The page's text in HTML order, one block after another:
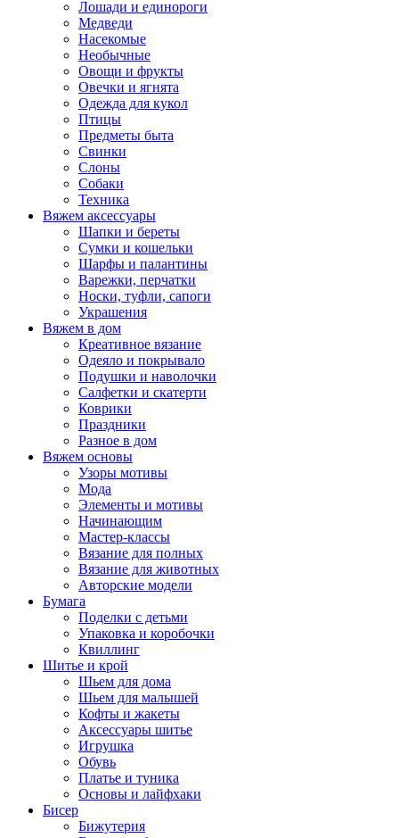
Лошади и единороги
Медведи
Насекомые
Необычные
Овощи и фрукты
Овечки и ягнята
Одежда для кукол
Птицы
Предметы быта
Свинки
Слоны
Собаки
Техника
Вяжем аксессуары
Шапки и береты
Сумки и кошельки
Шарфы и палантины
Варежки, перчатки
Носки, туфли, сапоги
Украшения
Вяжем в дом
Креативное вязание
Одеяло и покрывало
Подушки и наволочки
Салфетки и скатерти
Коврики
Праздники
Разное в дом
Вяжем основы
Узоры мотивы
Мода
Элементы и мотивы
Начинающим
Мастер-классы
Вязание для полных
Вязание для животных
Авторские модели
Бумага
Поделки с детьми
Упаковка и коробочки
Квиллинг
Шитье и крой
Шьем для дома
Шьем для малышей
Кофты и жакеты
Аксессуары шитье
Игрушка
Обувь
Платье и туника
Основы и лайфхаки
Бисер
Бижутерия